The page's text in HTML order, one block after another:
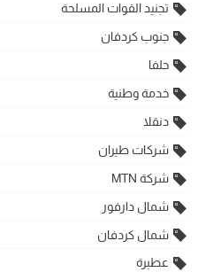
تجنيد القوات المسلحة
جنوب كردفان
حلفا
خدمة وطنية
دنقلا
شركات طيران
شركة MTN
شمال دارفور
شمال كردفان
عطبرة